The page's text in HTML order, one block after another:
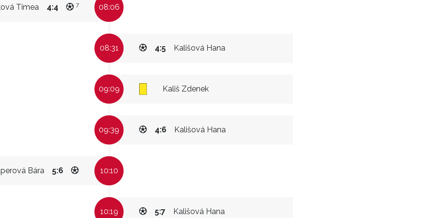
Timea 4:4 7 08:06
08:31 Kališová Hana
4:5
09:09 Kališ Zdenek
09:39 Kališová Hana
4:6
Bára 5:6 10:10
10:19 Kališová Hana
5:7